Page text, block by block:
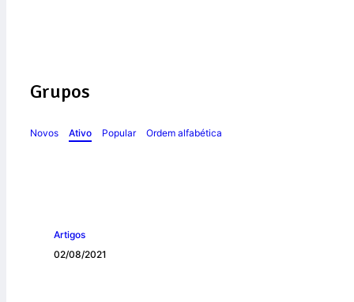
Grupos
Novos Ativo Popular Ordem alfabética
Artigos
02/08/2021